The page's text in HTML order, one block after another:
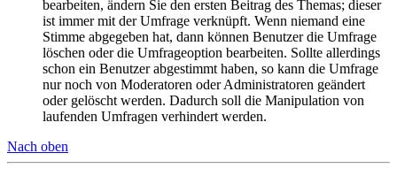
bearbeiten, ändern Sie den ersten Beitrag des Themas; dieser
ist immer mit der Umfrage verknüpft. Wenn niemand eine
Stimme abgegeben hat, dann können Benutzer die Umfrage
löschen oder die Umfrageoption bearbeiten. Sollte allerdings
schon ein Benutzer abgestimmt haben, so kann die Umfrage
nur noch von Moderatoren oder Administratoren geändert
oder gelöscht werden. Dadurch soll die Manipulation von
laufenden Umfragen verhindert werden.
Nach oben